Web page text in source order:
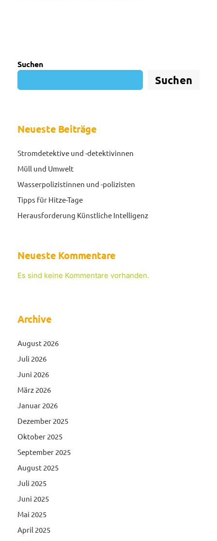
Suchen
Suchen
Neueste Beiträge
Stromdetektive und -detektivinnen
Müll und Umwelt
Wasserpolizistinnen und -polizisten
Tipps für Hitze-Tage
Herausforderung Künstliche Intelligenz
Neueste Kommentare
Es sind keine Kommentare vorhanden.
Archive
August 2026
Juli 2026
Juni 2026
März 2026
Januar 2026
Dezember 2025
Oktober 2025
September 2025
August 2025
Juli 2025
Juni 2025
Mai 2025
April 2025